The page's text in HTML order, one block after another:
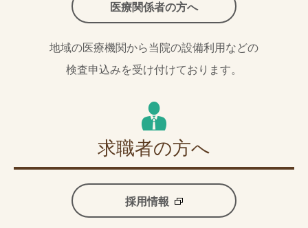
医療関係者の方へ
地域の医療機関から当院の設備利用などの
検査申込みを受け付けております。
求職者の方へ
採用情報